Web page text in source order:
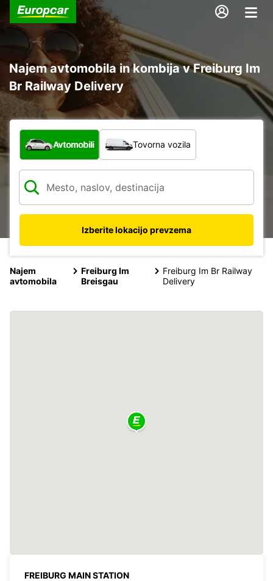
Najem avtomobila in kombija v Freiburg Im
Br Railway Delivery
Katera vrsta vozila?
Avtomobili Tovorna vozila
Izberite lokacijo prevzema
Najem
avtomobila
Freiburg Im
Breisgau
Freiburg Im Br Railway
Delivery
FREIBURG MAIN STATION